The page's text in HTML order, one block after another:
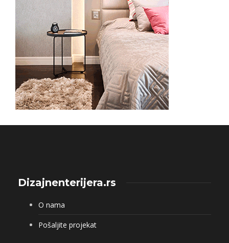
Dizajnenterijera.rs
O nama
Pošaljite projekat